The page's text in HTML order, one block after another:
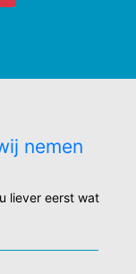
nemen
liever eerst wat